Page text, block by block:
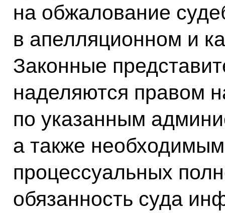
на обжалование
в апелляционном и
Законные
наделяются правом
по указанным
а также
процессуальных
обязанность суда